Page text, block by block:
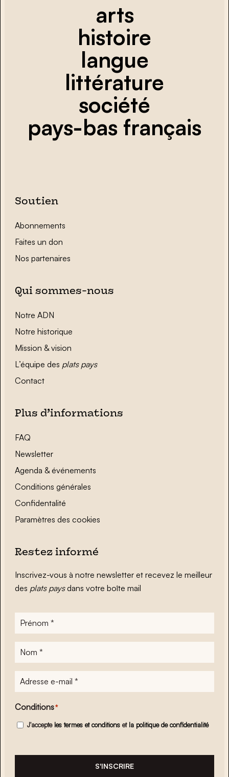
arts
histoire
langue
littérature
société
pays-bas français
Soutien
Abonnements
Faites un don
Nos partenaires
Qui sommes-nous
Notre ADN
Notre historique
Mission & vision
L’équipe des plats pays
Contact
Plus d’informations
FAQ
Newsletter
Agenda & événements
Conditions générales
Confidentalité
Paramètres des cookies
Restez informé
Inscrivez-vous à notre newsletter et recevez le meilleur
des plats paysdans votre boîte mail
Prénom
Nom
Adresse
e-
mail*
Conditions*
J'accepte les termes et conditions et la politique de confidentialité
S'INSCRIRE